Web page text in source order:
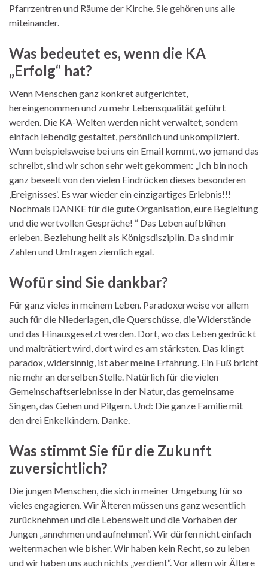
Pfarrzentren und Räume der Kirche. Sie gehören uns alle
miteinander.
Was bedeutet es, wenn die KA
„Erfolg“ hat?
Wenn Menschen ganz konkret aufgerichtet,
hereingenommen und zu mehr Lebensqualität geführt
werden. Die KA-Welten werden nicht verwaltet, sondern
einfach lebendig gestaltet, persönlich und unkompliziert.
Wenn beispielsweise bei uns ein Email kommt, wo jemand das
schreibt, sind wir schon sehr weit gekommen: „Ich bin noch
ganz beseelt von den vielen Eindrücken dieses besonderen
‚Ereignisses‘. Es war wieder ein einzigartiges Erlebnis!!!
Nochmals DANKE für die gute Organisation, eure Begleitung
und die wertvollen Gespräche! “ Das Leben aufblühen
erleben. Beziehung heilt als Königsdisziplin. Da sind mir
Zahlen und Umfragen ziemlich egal.
Wofür sind Sie dankbar?
Für ganz vieles in meinem Leben. Paradoxerweise vor allem
auch für die Niederlagen, die Querschüsse, die Widerstände
und das Hinausgesetzt werden. Dort, wo das Leben gedrückt
und malträtiert wird, dort wird es am stärksten. Das klingt
paradox, widersinnig, ist aber meine Erfahrung. Ein Fuß bricht
nie mehr an derselben Stelle. Natürlich für die vielen
Gemeinschaftserlebnisse in der Natur, das gemeinsame
Singen, das Gehen und Pilgern. Und: Die ganze Familie mit
den drei Enkelkindern. Danke.
Was stimmt Sie für die Zukunft
zuversichtlich?
Die jungen Menschen, die sich in meiner Umgebung für so
vieles engagieren. Wir Älteren müssen uns ganz wesentlich
zurücknehmen und die Lebenswelt und die Vorhaben der
Jungen „annehmen und aufnehmen“. Wir dürfen nicht einfach
weitermachen wie bisher. Wir haben kein Recht, so zu leben
und wir haben uns auch nichts „verdient“. Vor allem wir Ältere